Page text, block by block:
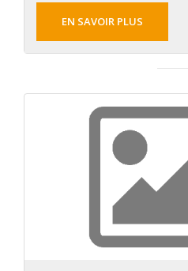
EN SAVOIR PLUS